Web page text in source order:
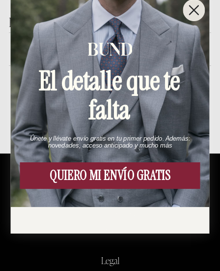
PDW030-3
En stock
Productos relacionados
Menú
Esto es Bund
Legal
El detalle que te
falta
Únete y llévate envío gratis en tu primer pedido. Además:
novedades, acceso anticipado y mucho más
QUIERO MI ENVÍO GRATIS